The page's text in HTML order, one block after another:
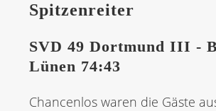
Spitzenreiter
SVD 49 Dortmund III -
Lünen 74:43
Chancenlos waren die Gäste